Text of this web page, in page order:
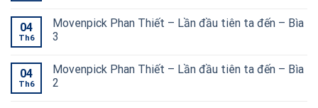
04
Th6
Movenpick Phan Thiết – Lần đầu tiên ta đến – Bìa
3
04
Th6
Movenpick Phan Thiết – Lần đầu tiên ta đến – Bìa
2